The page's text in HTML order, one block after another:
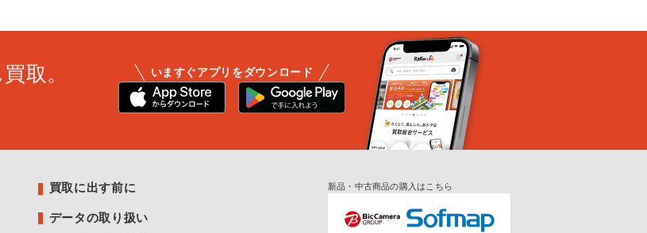
取。
いますぐアプリをダウンロード
買取に出す前に
データの取り扱い
新品・中古商品の購入はこちら